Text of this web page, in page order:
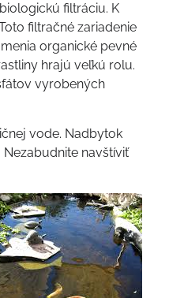
filtráciu. K
filtračné zariadenie
organické pevné
hrajú veľkú rolu.
vyrobených
vode. Nadbytok
navštíviť